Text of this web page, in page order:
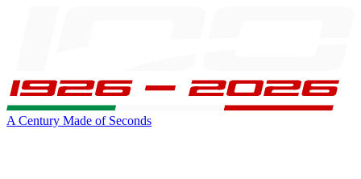
A Century Made of Seconds